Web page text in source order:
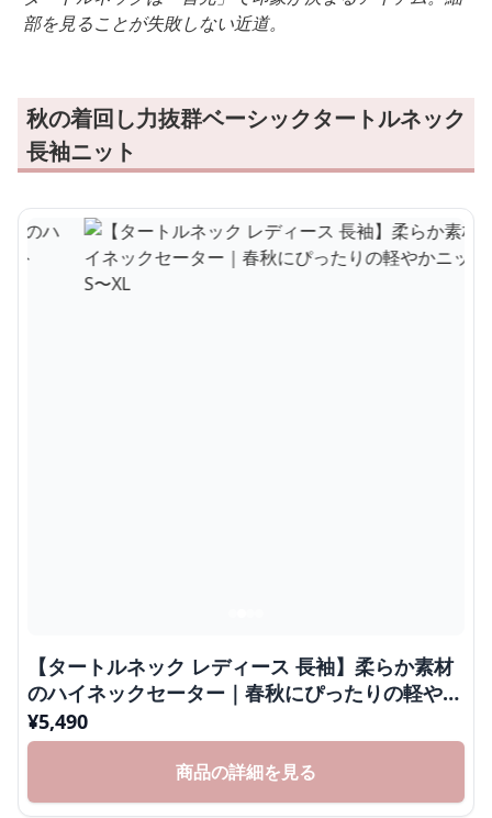
部を見ることが失敗しない近道。
秋の着回し力抜群ベーシックタートルネック
長袖ニット
【タートルネック レディース 長袖】柔らか素材
のハイネックセーター｜春秋にぴったりの軽やか
ニット S〜XL
¥5,490
商品の詳細を見る